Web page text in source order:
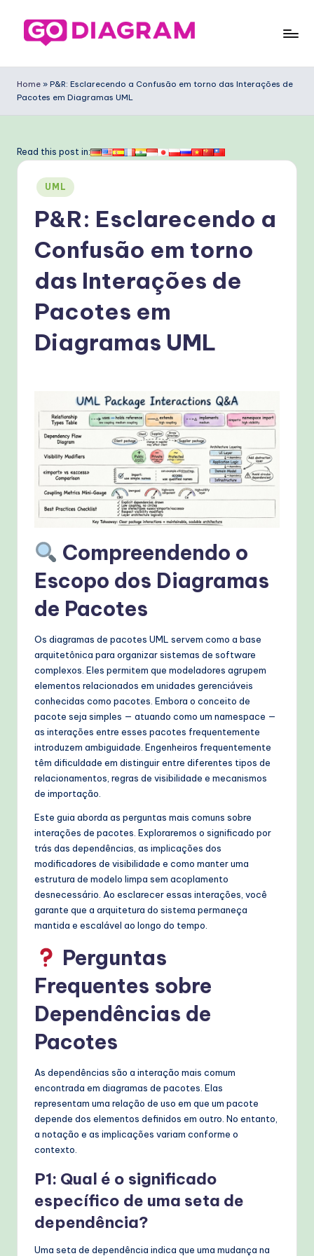
o
D
g
ra
m
A
W
o
fl
o
w
&
M
o
d
M
o
Home » P&R: Esclarecendo a Confusão em torno das Interações de
Pacotes em Diagramas UML
Read this post in:
Posted
in
UML
P&R: Esclarecendo a
Confusão em torno
das Interações de
Pacotes em
Diagramas UML
Compreendendo o
Escopo dos Diagramas
de Pacotes
Os diagramas de pacotes UML servem como a base
arquitetônica para organizar sistemas de software
complexos. Eles permitem que modeladores agrupem
elementos relacionados em unidades gerenciáveis
conhecidas como pacotes. Embora o conceito de
pacote seja simples — atuando como um namespace —
as interações entre esses pacotes frequentemente
introduzem ambiguidade. Engenheiros frequentemente
têm dificuldade em distinguir entre diferentes tipos de
relacionamentos, regras de visibilidade e mecanismos
de importação.
Este guia aborda as perguntas mais comuns sobre
interações de pacotes. Exploraremos o significado por
trás das dependências, as implicações dos
modificadores de visibilidade e como manter uma
estrutura de modelo limpa sem acoplamento
desnecessário. Ao esclarecer essas interações, você
garante que a arquitetura do sistema permaneça
mantida e escalável ao longo do tempo.
Perguntas
Frequentes sobre
Dependências de
Pacotes
As dependências são a interação mais comum
encontrada em diagramas de pacotes. Elas
representam uma relação de uso em que um pacote
depende dos elementos definidos em outro. No entanto,
a notação e as implicações variam conforme o
contexto.
P1: Qual é o significado
específico de uma seta de
dependência?
Uma seta de dependência indica que uma mudança na